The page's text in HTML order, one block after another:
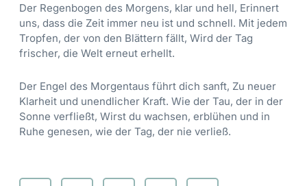
Der Regenbogen des Morgens, klar und hell, Erinnert
uns, dass die Zeit immer neu ist und schnell. Mit jedem
Tropfen, der von den Blättern fällt, Wird der Tag
frischer, die Welt erneut erhellt.
Der Engel des Morgentaus führt dich sanft, Zu neuer
Klarheit und unendlicher Kraft. Wie der Tau, der in der
Sonne verfließt, Wirst du wachsen, erblühen und in
Ruhe genesen, wie der Tag, der nie verließ.